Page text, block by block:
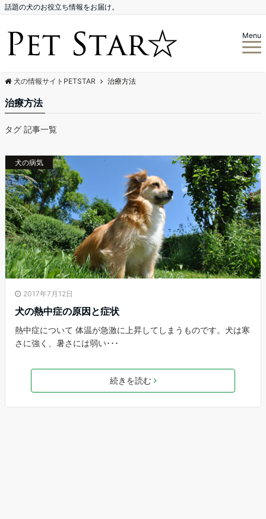
話題の犬のお役立ち情報をお届け。
Menu
犬の情報サイトPETSTAR 治療方法
治療方法
タグ 記事一覧
犬の病気
2017年7月12日
犬の熱中症の原因と症状
熱中症について 体温が急激に上昇してしまうものです。犬は寒
さに強く、暑さには弱い･･･
続きを読む